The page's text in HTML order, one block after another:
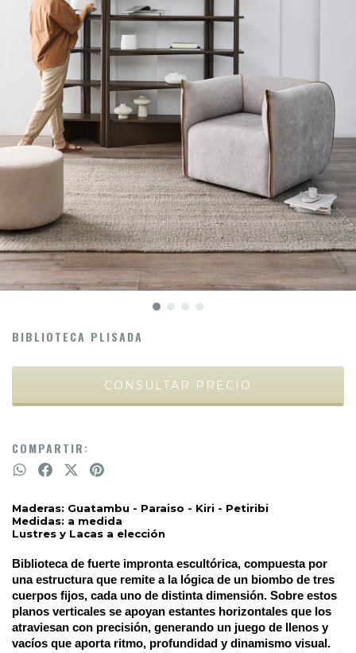
BIBLIOTECA PLISADA
COMPARTIR:
Maderas: Guatambu - Paraiso - Kiri - Petiribi
Medidas: a medida
Lustres y Lacas a elección
Biblioteca de fuerte impronta escultórica, compuesta por
una estructura que remite a la lógica de un biombo de tres
cuerpos fijos, cada uno de distinta dimensión. Sobre estos
planos verticales se apoyan estantes horizontales que los
atraviesan con precisión, generando un juego de llenos y
vacíos que aporta ritmo, profundidad y dinamismo visual.